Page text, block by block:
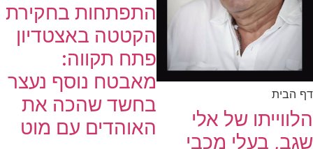
דף הבית
הלווייתו של אלי
שגב, בעלי מכבי
התפתחות בחקירת
הקטטה באצטדיון
פתח תקווה:
מאבטח נוסף נעצר
בחשד שהכה את
האוהדים עם מוט